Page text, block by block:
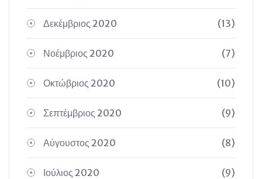
Δεκέμβριος 2020 (13)
Νοέμβριος 2020 (7)
Οκτώβριος 2020 (10)
Σεπτέμβριος 2020 (9)
Αύγουστος 2020 (8)
Ιούλιος 2020 (9)